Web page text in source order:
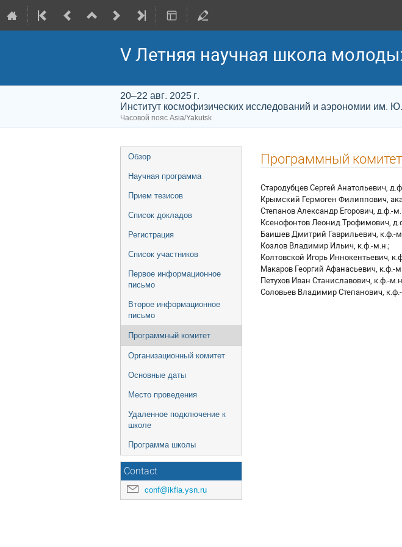
V Летняя научная школа
20–22 авг. 2025 г.
Институт космофизических исследований и аэрономии
Часовой пояс Asia/Yakutsk
Меню
мероприятия
Обзор
Научная программа
Прием тезисов
Список докладов
Регистрация
Список участников
Первое информационное
письмо
Второе информационное
письмо
Программный комитет
Организационный комитет
Основные даты
Место проведения
Удаленное подключение к
школе
Программа школы
Contact
conf@ikfia.ysn.ru
Программный комитет
Стародубцев Сергей Анатольевич,
Крымский Гермоген Филиппович,
Степанов Александр Егорович, д.ф.-
Ксенофонтов Леонид Трофимович,
Баишев Дмитрий Гаврильевич, к.ф.-
Козлов Владимир Ильич, к.ф.-м.н.;
Колтовской Игорь Иннокентьевич,
Макаров Георгий Афанасьевич, к.ф.-
Петухов Иван Станиславович, к.ф.-
Соловьев Владимир Степанович,